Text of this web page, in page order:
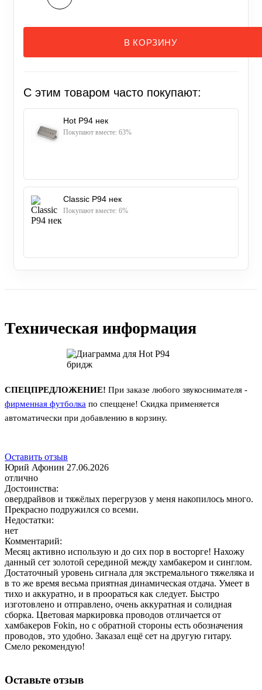
В КОРЗИНУ
С этим товаром часто покупают:
Hot P94 нек
Покупают вместе: 63%
Classic P94 нек
Покупают вместе: 6%
Техническая информация
СПЕЦПРЕДЛОЖЕНИЕ! При заказе любого звукоснимателя -
фирменная футболка по спеццене! Скидка применяется
автоматически при добавлению в корзину.
Оставить отзыв
Юрий Афонин 27.06.2026
отлично
Достоинства:
овердрайвов и тяжёлых перегрузов у меня накопилось много.
Прекрасно подружился со всеми.
Недостатки:
нет
Комментарий:
Месяц активно использую и до сих пор в восторге! Нахожу
данный сет золотой серединой между хамбакером и синглом.
Достаточный уровень сигнала для экстремального тяжеляка и
в то же время весьма приятная динамическая отдача. Умеет в
тихо и аккуратно, и в проораться как следует. Быстро
изготовлено и отправлено, очень аккуратная и солидная
сборка. Цветовая маркировка проводов отличается от
хамбакеров Fokin, но с обратной стороны есть обозначения
проводов, это удобно. Заказал ещё сет на другую гитару.
Смело рекомендую!
Оставьте отзыв